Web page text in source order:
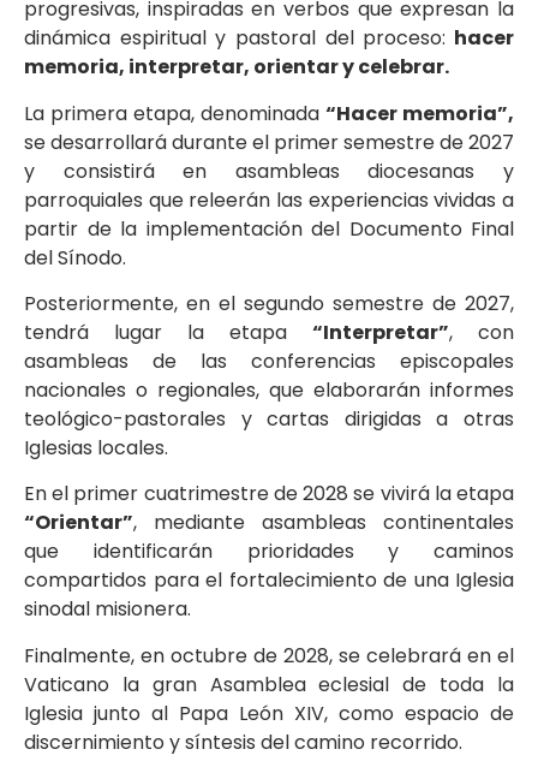
progresivas, inspiradas en verbos que expresan la
dinámica espiritual y pastoral del proceso: hacer
memoria, interpretar, orientar y celebrar.
La primera etapa, denominada “Hacer memoria”,
se desarrollará durante el primer semestre de 2027
y consistirá en asambleas diocesanas y
parroquiales que releerán las experiencias vividas a
partir de la implementación del Documento Final
del Sínodo.
Posteriormente, en el segundo semestre de 2027,
tendrá lugar la etapa “Interpretar”, con
asambleas de las conferencias episcopales
nacionales o regionales, que elaborarán informes
teológico-pastorales y cartas dirigidas a otras
Iglesias locales.
En el primer cuatrimestre de 2028 se vivirá la etapa
“Orientar”, mediante asambleas continentales
que identificarán prioridades y caminos
compartidos para el fortalecimiento de una Iglesia
sinodal misionera.
Finalmente, en octubre de 2028, se celebrará en el
Vaticano la gran Asamblea eclesial de toda la
Iglesia junto al Papa León XIV, como espacio de
discernimiento y síntesis del camino recorrido.